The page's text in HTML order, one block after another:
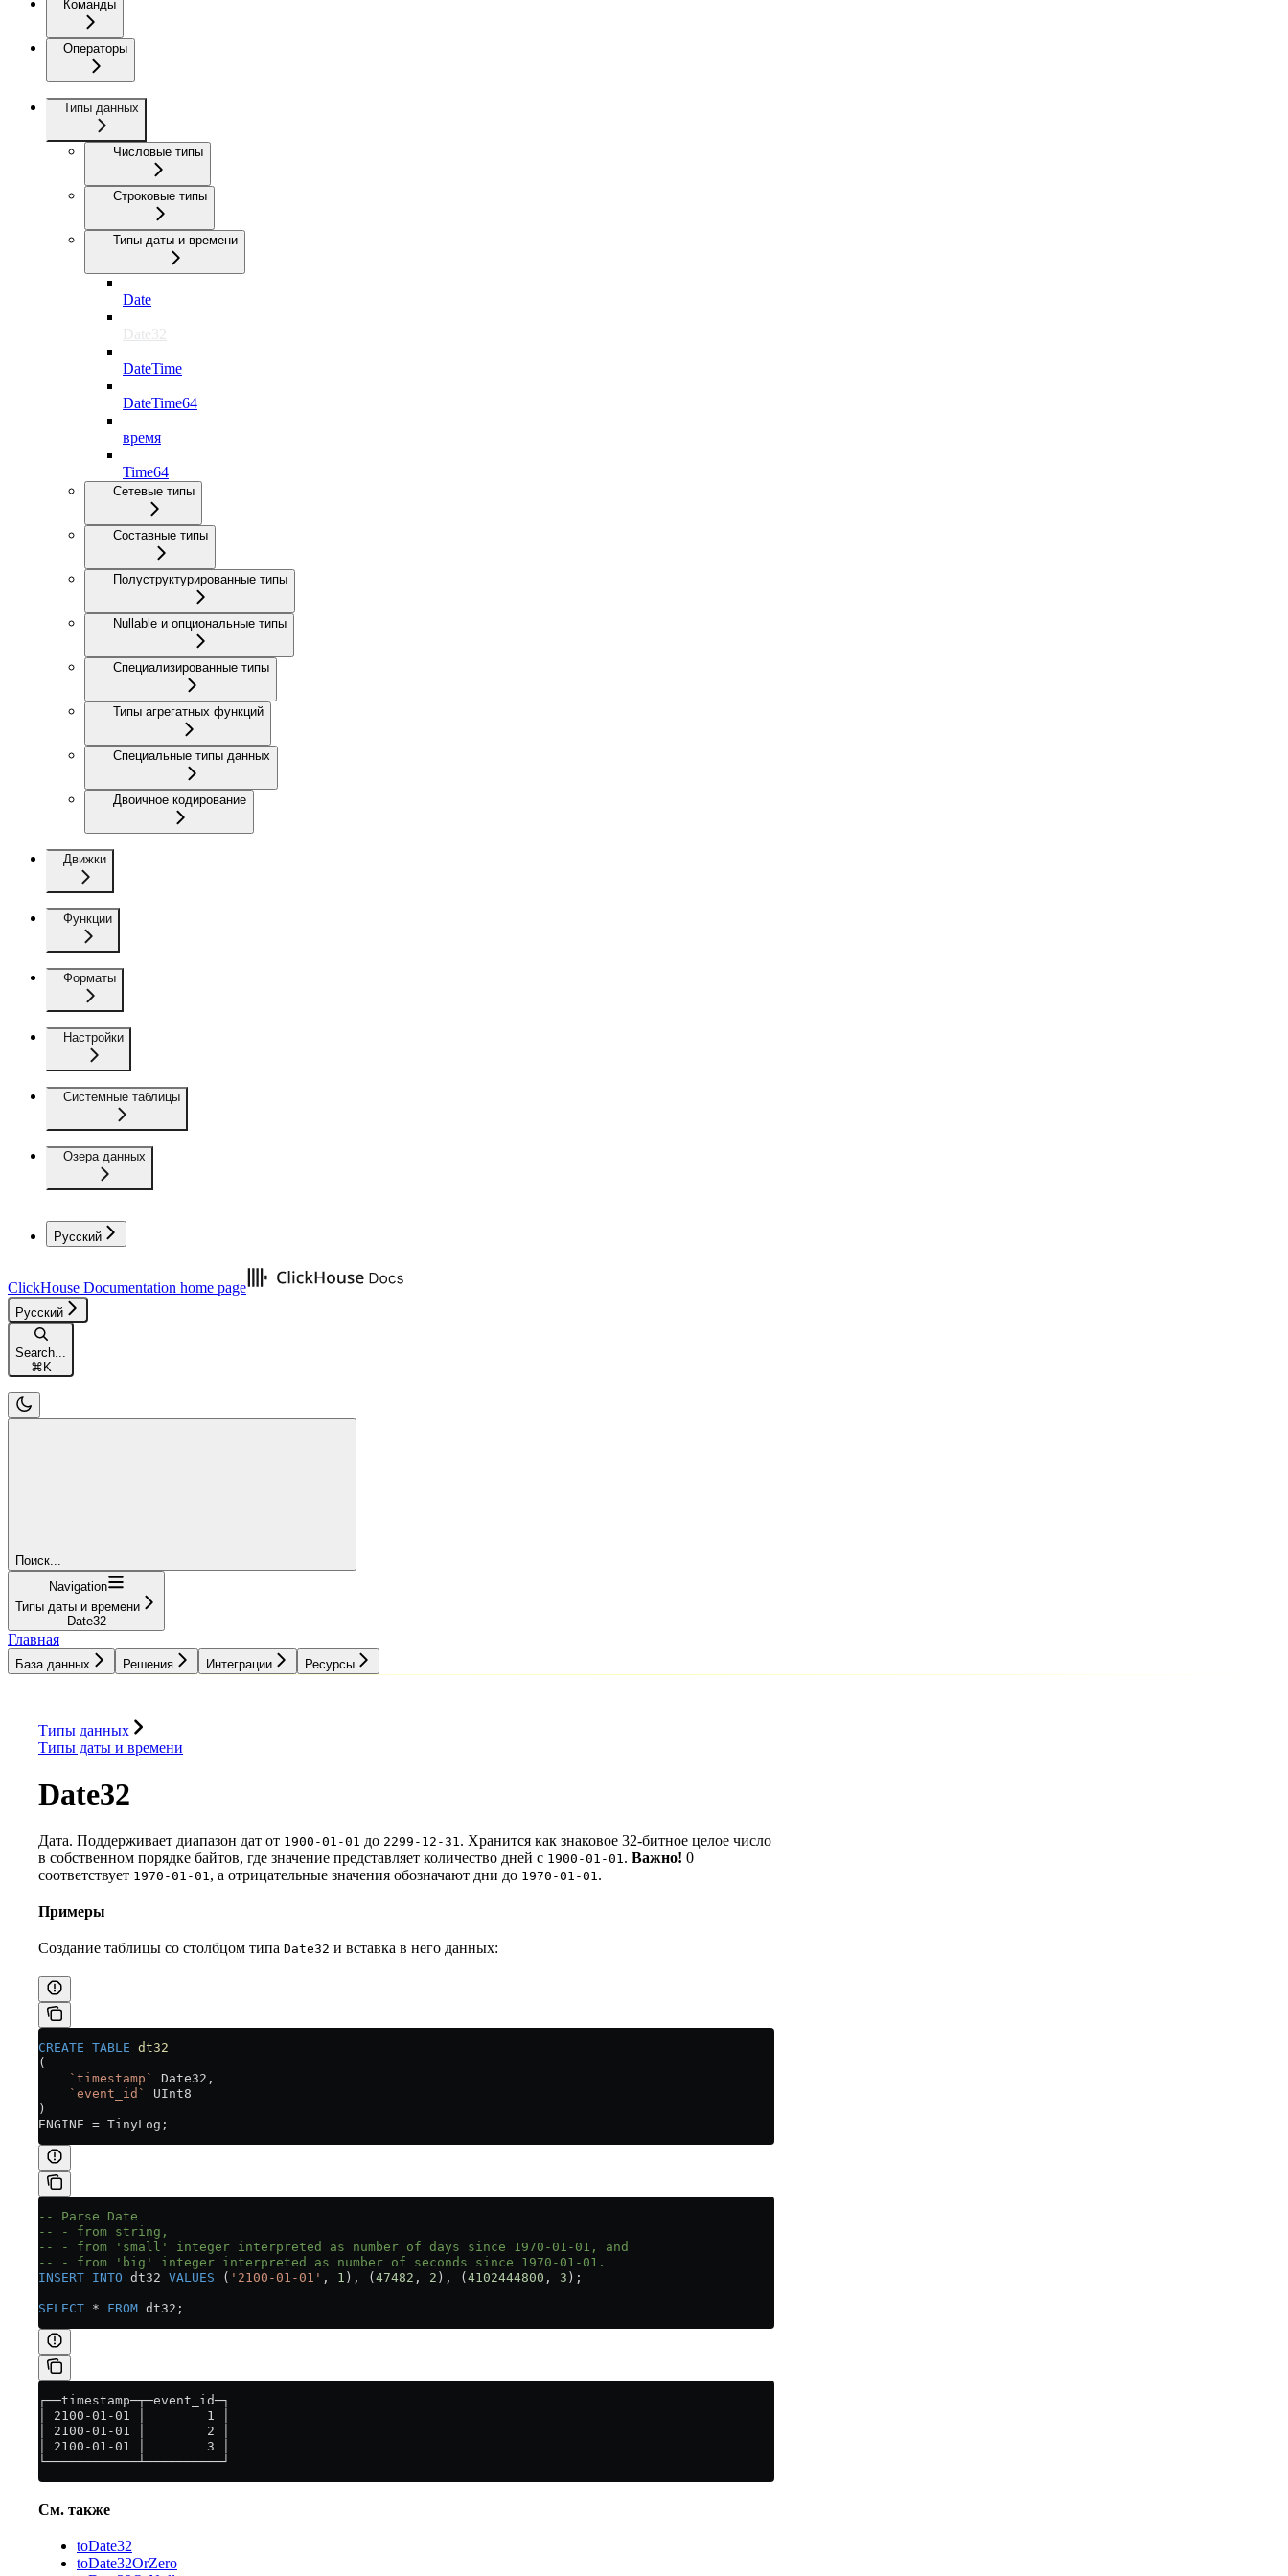
Команды
Операторы
Типы данных
Числовые типы
Строковые типы
Типы даты и времени
Date
Date32
DateTime
DateTime64
время
Time64
Сетевые типы
Составные типы
Полуструктурированные типы
Nullable и опциональные типы
Специализированные типы
Типы агрегатных функций
Специальные типы данных
Двоичное кодирование
Движки
Функции
Форматы
Настройки
Системные таблицы
Озера данных
Русский
ClickHouse Documentation home page
Русский
Search...
⌘K
Поиск...
Navigation
Типы даты и времени
Date32
Главная
База данных Решения Интеграции Ресурсы
Типы данных
Типы даты и времени
Date32
Дата. Поддерживает диапазон дат от 1900-01-01 до 2299-12-31. Хранится как знаковое 32-битное целое число
в собственном порядке байтов, где значение представляет количество дней с 1900-01-01. Важно! 0
соответствует 1970-01-01, а отрицательные значения обозначают дни до 1970-01-01.
Примеры
Создание таблицы со столбцом типа Date32 и вставка в него данных:
CREATE TABLE dt32
(
    `timestamp`
Date32,
    `event_id`
UInt8
)
ENGINE = TinyLog;
-- Parse Date
-- - from string,
-- - from 'small' integer interpreted as number of days since 1970-01-01, and
-- - from 'big' integer interpreted as number of seconds since 1970-01-01.
INSERT INTO dt32 VALUES ( '2100-01-01' , 1 ), ( 47482 , 2 ), ( 4102444800 , 3 );
SELECT * FROM dt32;
┌──timestamp─┬─event_id─┐
│ 2100-01-01 │        1 │
│ 2100-01-01 │        2 │
│ 2100-01-01 │        3 │
└────────────┴──────────┘
См. также
toDate32
toDate32OrZero